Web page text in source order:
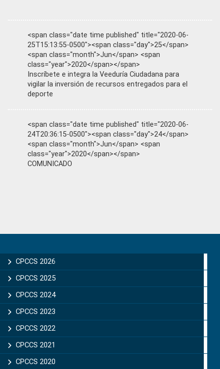
<span class="date time published" title="2020-06-
25T15:13:55-0500"><span class="day">25</span>
<span class="month">Jun</span> <span
class="year">2020</span></span>
Inscríbete e integra la Veeduría Ciudadana para
vigilar la inversión de recursos entregados para el
deporte
<span class="date time published" title="2020-06-
24T20:36:15-0500"><span class="day">24</span>
<span class="month">Jun</span> <span
class="year">2020</span></span>
COMUNICADO
Sidebar
CPCCS 2026
CPCCS 2025
CPCCS 2024
CPCCS 2023
CPCCS 2022
CPCCS 2021
CPCCS 2020